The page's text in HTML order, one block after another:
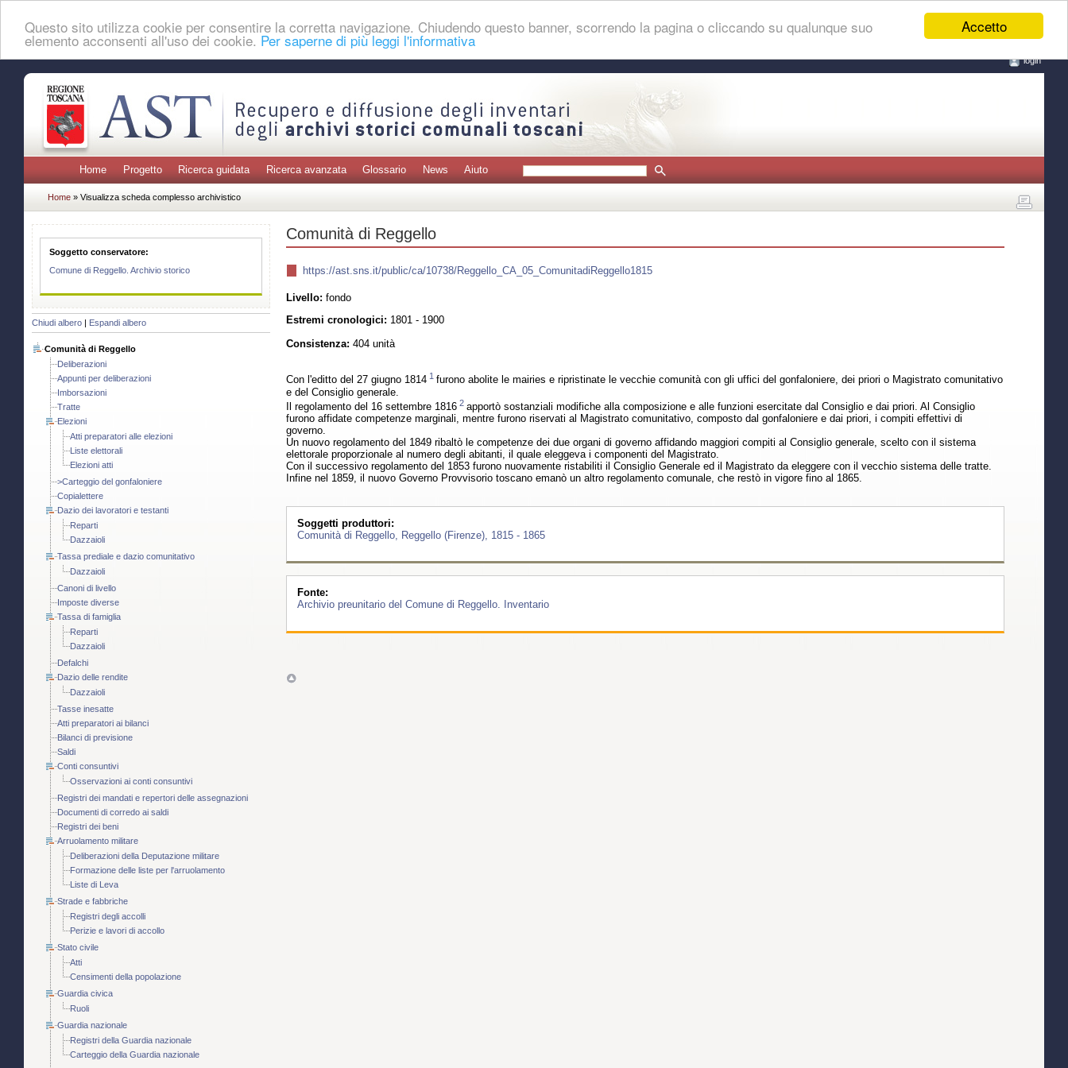
Accetto
Questo sito utilizza cookie per consentire la corretta navigazione. Chiudendo questo banner, scorrendo la pagina o cliccando su qualunque suo
elemento acconsenti all'uso dei cookie. Per saperne di più leggi l'informativa
login
Home Progetto Ricerca guidata Ricerca avanzata Glossario News Aiuto
Home » Visualizza scheda complesso archivistico
Soggetto conservatore:
Comune di Reggello. Archivio storico
Chiudi albero Espandi albero
Comunità di Reggello
Deliberazioni
Appunti per deliberazioni
Imborsazioni
Tratte
Elezioni
Atti preparatori alle elezioni
Liste elettorali
Elezioni atti
>Carteggio del gonfaloniere
Copialettere
Dazio dei lavoratori e testanti
Reparti
Dazzaioli
Tassa prediale e dazio comunitativo
Dazzaioli
Canoni di livello
Imposte diverse
Tassa di famiglia
Reparti
Dazzaioli
Defalchi
Dazio delle rendite
Dazzaioli
Tasse inesatte
Atti preparatori ai bilanci
Bilanci di previsione
Saldi
Conti consuntivi
Osservazioni ai conti consuntivi
Registri dei mandati e repertori delle assegnazioni
Documenti di corredo ai saldi
Registri dei beni
Arruolamento militare
Deliberazioni della Deputazione militare
Formazione delle liste per l'arruolamento
Liste di Leva
Strade e fabbriche
Registri degli accolli
Perizie e lavori di accollo
Stato civile
Atti
Censimenti della popolazione
Guardia civica
Ruoli
Guardia nazionale
Registri della Guardia nazionale
Carteggio della Guardia nazionale
Comunità di Reggello
https://ast.sns.it/public/ca/10738/Reggello_CA_05_ComunitadiReggello1815
Livello: fondo
Estremi cronologici: 1801 - 1900
Consistenza: 404 unità
Con l'editto del 27 giugno 1814 1 furono abolite le mairies e ripristinate le vecchie comunità con gli uffici del gonfaloniere, dei priori o Magistrato comunitativo
e del Consiglio generale.
Il regolamento del 16 settembre 1816 2 apportò sostanziali modifiche alla composizione e alle funzioni esercitate dal Consiglio e dai priori. Al Consiglio
furono affidate competenze marginali, mentre furono riservati al Magistrato comunitativo, composto dal gonfaloniere e dai priori, i compiti effettivi di
governo.
Un nuovo regolamento del 1849 ribaltò le competenze dei due organi di governo affidando maggiori compiti al Consiglio generale, scelto con il sistema
elettorale proporzionale al numero degli abitanti, il quale eleggeva i componenti del Magistrato.
Con il successivo regolamento del 1853 furono nuovamente ristabiliti il Consiglio Generale ed il Magistrato da eleggere con il vecchio sistema delle tratte.
Infine nel 1859, il nuovo Governo Provvisorio toscano emanò un altro regolamento comunale, che restò in vigore fino al 1865.
Soggetti produttori:
Comunità di Reggello, Reggello (Firenze), 1815 - 1865
Fonte:
Archivio preunitario del Comune di Reggello. Inventario